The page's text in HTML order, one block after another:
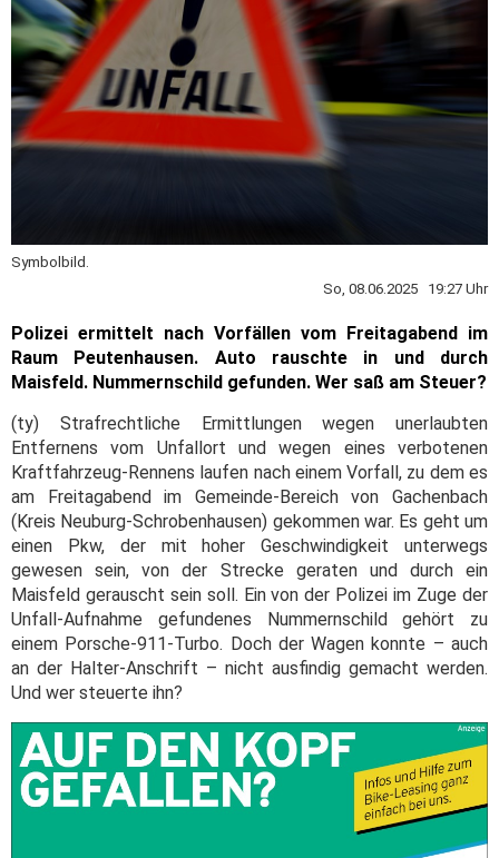
Symbolbild.
So, 08.06.2025 19:27 Uhr
Polizei ermittelt nach Vorfällen vom Freitagabend im
Raum Peutenhausen. Auto rauschte in und durch
Maisfeld. Nummernschild gefunden. Wer saß am Steuer?
(ty) Strafrechtliche Ermittlungen wegen unerlaubten
Entfernens vom Unfallort und wegen eines verbotenen
Kraftfahrzeug-Rennens laufen nach einem Vorfall, zu dem es
am Freitagabend im Gemeinde-Bereich von Gachenbach
(Kreis Neuburg-Schrobenhausen) gekommen war. Es geht um
einen Pkw, der mit hoher Geschwindigkeit unterwegs
gewesen sein, von der Strecke geraten und durch ein
Maisfeld gerauscht sein soll. Ein von der Polizei im Zuge der
Unfall-Aufnahme gefundenes Nummernschild gehört zu
einem Porsche-911-Turbo. Doch der Wagen konnte – auch
an der Halter-Anschrift – nicht ausfindig gemacht werden.
Und wer steuerte ihn?